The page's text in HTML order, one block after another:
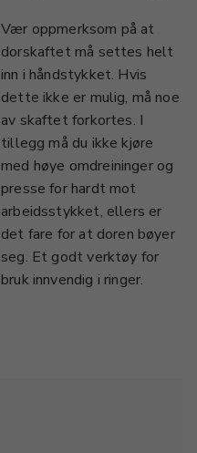
Vær oppmerksom på at
dorskaftet må settes helt
inn i håndstykket. Hvis
dette ikke er mulig, må noe
av skaftet forkortes. I
tillegg må du ikke kjøre
med høye omdreininger og
presse for hardt mot
arbeidsstykket, ellers er
det fare for at doren bøyer
seg. Et godt verktøy for
bruk innvendig i ringer.